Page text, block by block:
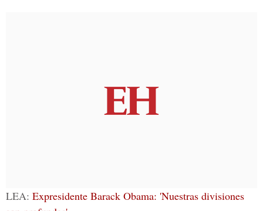
LEA: Expresidente Barack Obama: 'Nuestras divisiones